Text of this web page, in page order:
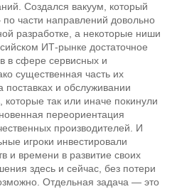
Создался вакуум, который
по части направлений довольно
разработке, а некоторые ниши
ИТ-рынке достаточное
в сфере сервисных и
существенная часть их
и обслуживании
так или иначе покинули
переориентация
производителей. И
игроки инвестировали
и времени в развитие своих
здесь и сейчас, без потери
Отдельная задача — это